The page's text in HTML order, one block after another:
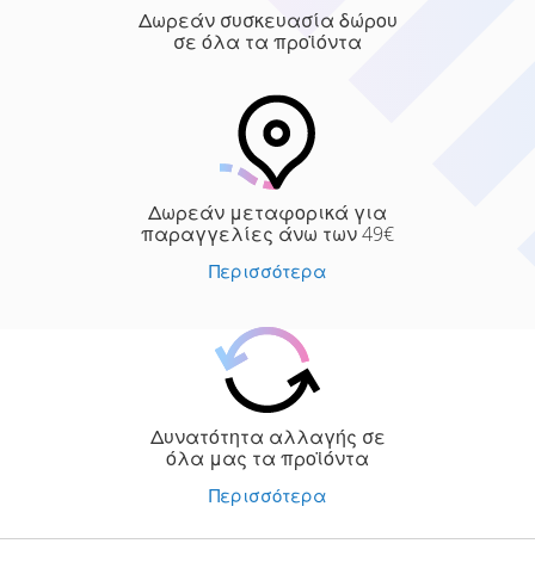
Δωρεάν συσκευασία δώρου
σε όλα τα προϊόντα
Δωρεάν μεταφορικά για
παραγγελίες άνω των 49€
Περισσότερα
Δυνατότητα αλλαγής σε
όλα μας τα προϊόντα
Περισσότερα